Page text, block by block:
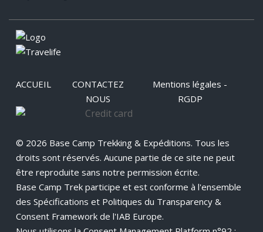
ACCUEIL
CONTACTEZ
NOUS
Mentions légales -
RGDP
© 2026 Base Camp Trekking & Expéditions. Tous les
droits sont réservés. Aucune partie de ce site ne peut
être reproduite sans notre permission écrite.
Base Camp Trek participe et est conforme à l'ensemble
des Spécifications et Politiques du Transparency &
Consent Framework de l'IAB Europe.